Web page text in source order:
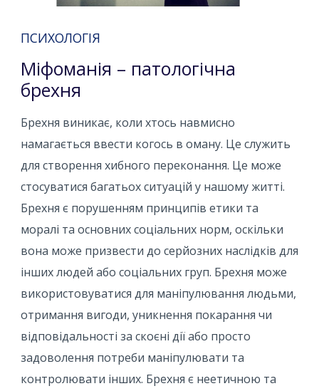
ПСИХОЛОГІЯ
Міфоманія – патологічна
брехня
Брехня виникає, коли хтось навмисно
намагається ввести когось в оману. Це служить
для створення хибного переконання. Це може
стосуватися багатьох ситуацій у нашому житті.
Брехня є порушенням принципів етики та
моралі та основних соціальних норм, оскільки
вона може призвести до серйозних наслідків для
інших людей або соціальних груп. Брехня може
використовуватися для маніпулювання людьми,
отримання вигоди, уникнення покарання чи
відповідальності за скоєні дії або просто
задоволення потреби маніпулювати та
контролювати інших. Брехня є неетичною та